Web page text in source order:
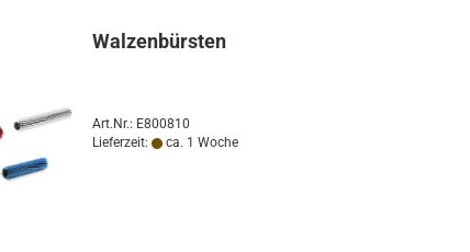
Walzenbürsten
Art.Nr.: E800810
Lieferzeit:
ca. 1 Woche